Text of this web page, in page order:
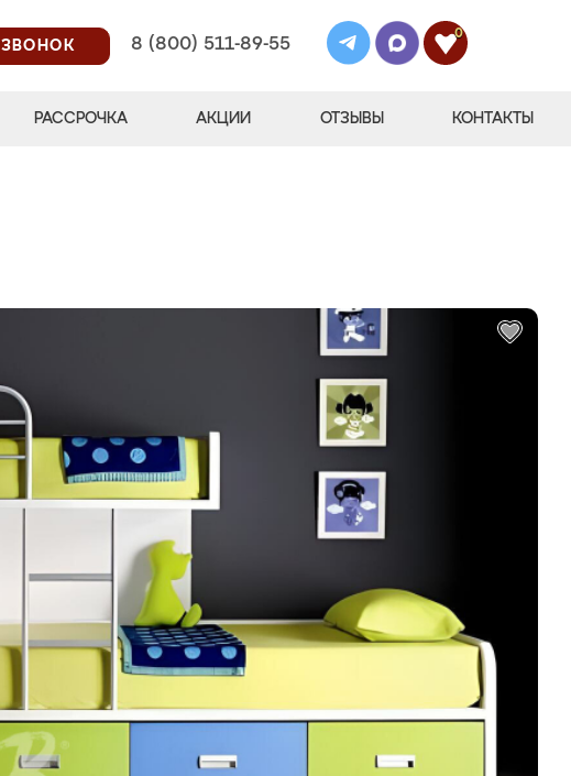
8 (800) 511-89-55
0
РАССРОЧКА АКЦИИ ОТЗЫВЫ КОНТАКТЫ